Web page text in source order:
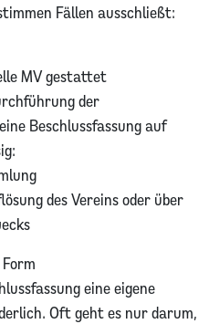
Fällen ausschließt:
MV gestattet
der
Beschlussfassung auf
des Vereins oder über
eine eigene
Oft geht es nur darum,